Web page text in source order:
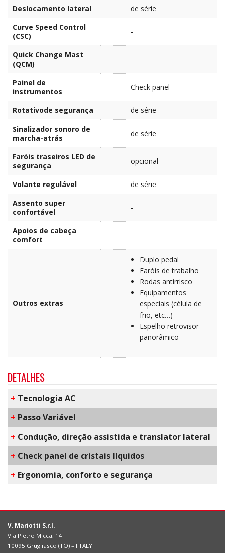
Deslocamento lateral
de série
Curve Speed Control
(CSC)
-
Quick Change Mast
(QCM)
-
Painel de
instrumentos
Check panel
Rotativode segurança
de série
Sinalizador sonoro de
marcha-atrás
de série
Faróis traseiros LED de
segurança
opcional
Volante regulável
de série
Assento super
confortável
-
Apoios de cabeça
comfort
-
Outros extras
Duplo pedal
Faróis de trabalho
Rodas antirrisco
Equipamentos
especiais (célula de
frio, etc…)
Espelho retrovisor
panorâmico
DETALHES
+ T​ecnologia AC
+ ​Passo Variável
+ Condução, direção assistida e translator lateral
+ C​heck panel de cristais líquidos
+ E​rgonomia, conforto e segurança
V. Mariotti S.r.l.
Via Pietro Micca, 14
10095 Grugliasco (TO) – I TALY